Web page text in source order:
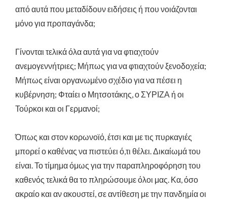
από αυτά που μεταδίδουν ειδήσεις ή που νοιάζονται
μόνο για προπαγάνδα;
Γίνονται τελικά όλα αυτά για να φτιαχτούν
ανεμογεννήτριες; Μήπως για να φτιαχτούν ξενοδοχεία;
Μήπως είναι οργανωμένο σχέδιο για να πέσει η
κυβέρνηση; Φταίει ο Μητσοτάκης, ο ΣΥΡΙΖΑ ή οι
Τούρκοι και οι Γερμανοί;
Όπως και στον κορωνοϊό, έτσι και με τις πυρκαγιές
μπορεί ο καθένας να πιστεύει ό,τι θέλει. Δικαίωμά του
είναι. Το τίμημα όμως για την παραπληροφόρηση του
καθενός τελικά θα το πληρώσουμε όλοι μας. Κα, όσο
ακραίο και αν ακουστεί, σε αντίθεση με την πανδημία οι